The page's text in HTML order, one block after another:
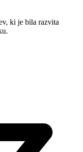
ki je bila razvita